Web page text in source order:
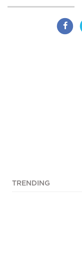
TRENDING